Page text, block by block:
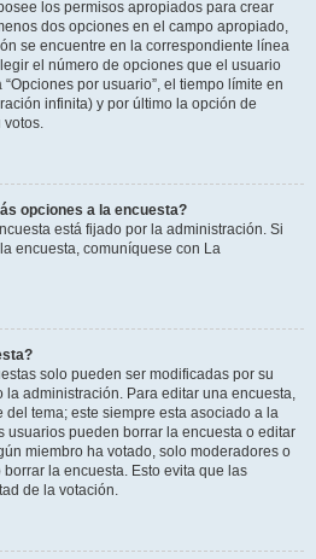
los permisos apropiados para crear
dos opciones en el campo apropiado,
se encuentre en la correspondiente línea
el número de opciones que el usuario
por usuario”, el tiempo límite en
infinita) y por último la opción de
votos.
opciones a la encuesta?
está fijado por la administración. Si
encuesta, comuníquese con La
solo pueden ser modificadas por su
administración. Para editar una encuesta,
del tema; este siempre esta asociado a la
usuarios pueden borrar la encuesta o editar
miembro ha votado, solo moderadores o
la encuesta. Esto evita que las
de la votación.